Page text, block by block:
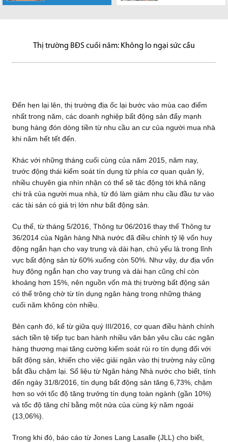
Hàng loạt dự án
tài chính, có
UBND TP.HCM
tế đang tăng
thị trường địa ốc
Thị trường BĐS cuối năm: Không lo ngại sức cầu
Đến hẹn lại lên, thị trường địa ốc lại bước vào mùa cao điểm
nhất trong năm, các doanh nghiệp bất động sản đẩy mạnh
bung hàng đón dòng tiền từ nhu cầu an cư của người mua nhà
khi năm hết tết đến.
Khác với những tháng cuối cùng của năm 2015, năm nay,
trước động thái kiểm soát tín dụng từ phía cơ quan quản lý,
nhiều chuyên gia nhìn nhận có thể sẽ tác động tới khả năng
chi trả của người mua nhà, từ đó làm giảm nhu cầu đầu tư vào
các tài sản có giá trị lớn như bất động sản.
Cụ thể, từ tháng 5/2016, Thông tư 06/2016 thay thế Thông tư
36/2014 của Ngân hàng Nhà nước đã điều chỉnh tỷ lệ vốn huy
động ngắn hạn cho vay trung và dài hạn, chủ yếu là trong lĩnh
vực bất động sản từ 60% xuống còn 50%. Như vậy, dư địa vốn
huy động ngắn hạn cho vay trung và dài hạn cũng chỉ còn
khoảng hơn 15%, nên nguồn vốn mà thị trường bất động sản
có thể trông chờ từ tín dụng ngân hàng trong những tháng
cuối năm không còn nhiều.
Bên cạnh đó, kể từ giữa quý III/2016, cơ quan điều hành chính
sách tiền tệ tiếp tục ban hành nhiều văn bản yêu cầu các ngân
hàng thương mại tăng cường kiểm soát rủi ro tín dụng đối với
bất động sản, khiến cho việc giải ngân vào thị trường này cũng
bắt đầu chậm lại. Số liệu từ Ngân hàng Nhà nước cho biết, tính
đến ngày 31/8/2016, tín dụng bất động sản tăng 6,73%, chậm
hơn so với tốc độ tăng trưởng tín dụng toàn ngành (gần 10%)
và tốc độ tăng chỉ bằng một nửa của cùng kỳ năm ngoái
(13,06%).
Trong khi đó, báo cáo từ Jones Lang Lasalle (JLL) cho biết,